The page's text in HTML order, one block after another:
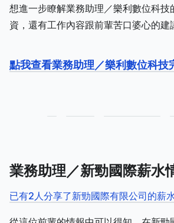
想進一步瞭解業務助理／樂利數位科技
資，還有工作內容跟前輩苦口婆心的建
點我查看業務助理／樂利數位科技
業務助理／新勁國際薪水
已有2人分享了新勁國際有限公司的薪